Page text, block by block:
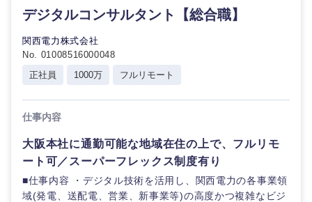
デジタルコンサルタント【総合職】
関西電力株式会社
No. 01008516000048
正社員
1000万 フルリモート
仕事内容
大阪本社に通勤可能な地域在住の上で、フルリモ
ート可／スーパーフレックス制度有り
■仕事内容 ・デジタル技術を活用し、関西電力の各事業領
域(発電、送配電、営業、新事業等)の高度かつ複雑なビジ